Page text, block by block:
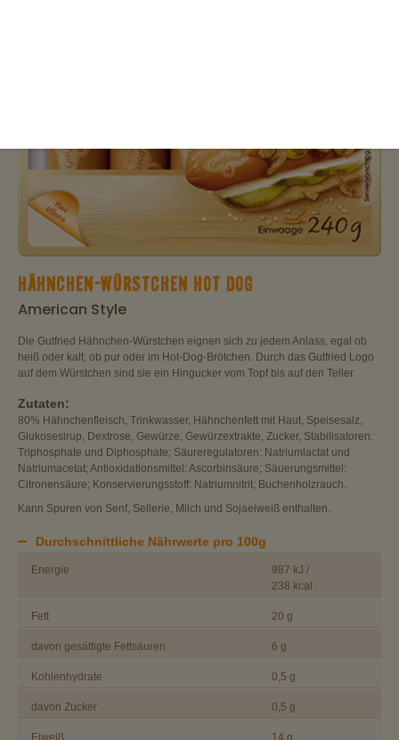
HÄHNCHEN-WÜRSTCHEN HOT DOG
American Style
Die Gutfried Hähnchen-Würstchen eignen sich zu jedem Anlass, egal ob
heiß oder kalt, ob pur oder im Hot-Dog-Brötchen. Durch das Gutfried Logo
auf dem Würstchen sind sie ein Hingucker vom Topf bis auf den Teller.
Zutaten:
80% Hähnchenfleisch, Trinkwasser, Hähnchenfett mit Haut, Speisesalz,
Glukosesirup, Dextrose, Gewürze, Gewürzextrakte, Zucker, Stabilisatoren:
Triphosphate und Diphosphate; Säureregulatoren: Natriumlactat und
Natriumacetat; Antioxidationsmittel: Ascorbinsäure; Säuerungsmittel:
Citronensäure; Konservierungsstoff: Natriumnitrit; Buchenholzrauch.
Kann Spuren von Senf, Sellerie, Milch und Sojaeiweiß enthalten.
Durchschnittliche Nährwerte pro 100g
Energie
987 kJ /
238 kcal
Fett 20 g
davon gesättigte Fettsäuren 6 g
Kohlenhydrate 0,5 g
davon Zucker 0,5 g
Eiweiß 14 g